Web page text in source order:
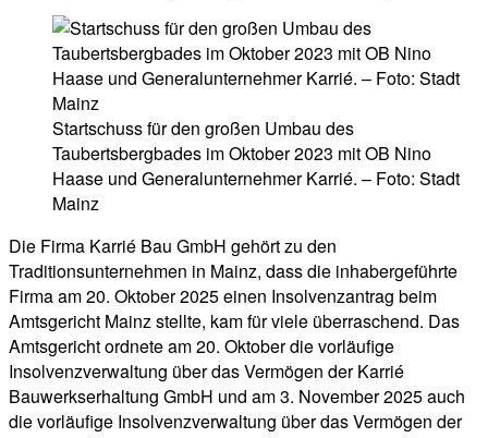
Startschuss für den großen Umbau des
Taubertsbergbades im Oktober 2023 mit OB Nino
Haase und Generalunternehmer Karrié. – Foto: Stadt
Mainz
Die Firma Karrié Bau GmbH gehört zu den
Traditionsunternehmen in Mainz, dass die inhabergeführte
Firma am 20. Oktober 2025 einen Insolvenzantrag beim
Amtsgericht Mainz stellte, kam für viele überraschend. Das
Amtsgericht ordnete am 20. Oktober die vorläufige
Insolvenzverwaltung über das Vermögen der Karrié
Bauwerkserhaltung GmbH und am 3. November 2025 auch
die vorläufige Insolvenzverwaltung über das Vermögen der